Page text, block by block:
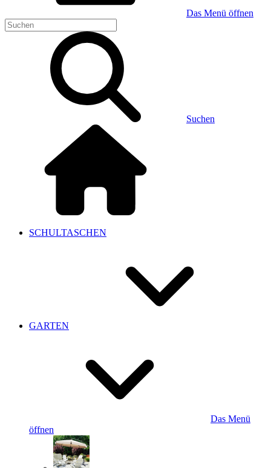
Das Menü öffnen
Suchen
SCHULTASCHEN
GARTEN
Das Menü
öffnen